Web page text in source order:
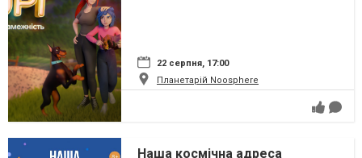
22 серпня, 17:00
Планетарій Noosphere
Наша космічна адреса